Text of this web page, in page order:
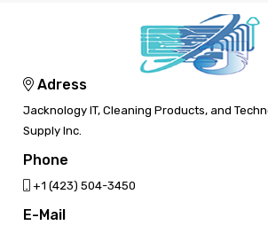
Adress
Jacknology IT, Cleaning Products, and
Supply Inc.
Phone
‎+1 (423) 504-3450
E-Mail